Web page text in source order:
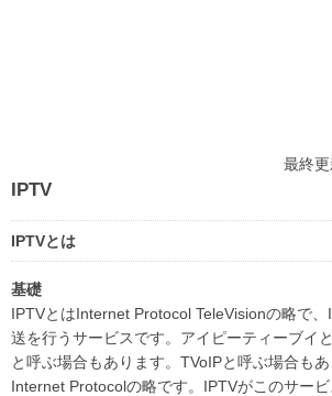
最終
IPTV
IPTVとは
基礎
IPTVとはInternet Protocol TeleVisionの略で
送を行うサービスです。アイピーティーブイ
と呼ぶ場合もあります。TVoIPと呼ぶ場合も
Internet Protocolの略です。IPTVがこのサー